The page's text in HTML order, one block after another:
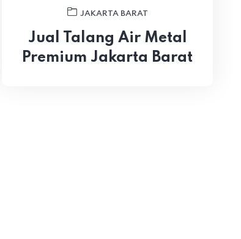
JAKARTA BARAT
Jual Talang Air Metal
Premium Jakarta Barat